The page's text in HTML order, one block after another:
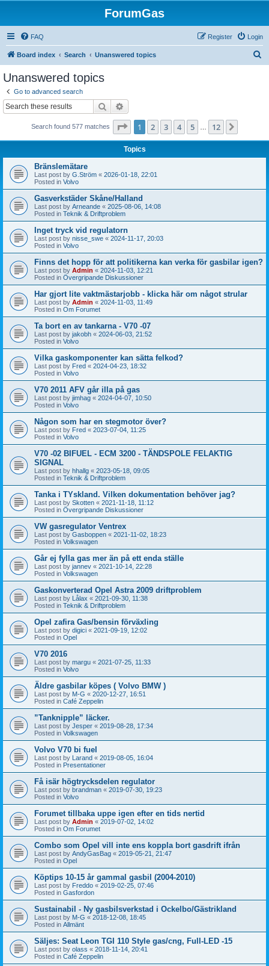
ForumGas
FAQ Login
Register
Board index Search Unanswered topics
Unanswered topics
Go to advanced search
Search
Search found 577 matches Page 1of 12
1 2 3 4 5 12
Topics
Bränslemätare
Last post by G.Ström « 2026-01-18, 22:01
Posted in Volvo
Gasverkstäder Skåne/Halland
Last post by Arneande « 2025-08-06, 14:08
Posted in Teknik & Driftproblem
Inget tryck vid regulatorn
Last post by nisse_swe « 2024-11-17, 20:03
Posted in Volvo
Finns det hopp för att politikerna kan verka för gasbilar igen?
Last post by Admin « 2024-11-03, 12:21
Posted in Övergripande Diskussioner
Har gjort lite vaktmästarjobb - klicka här om något strular
Last post by Admin « 2024-11-03, 11:49
Posted in Om Forumet
Ta bort en av tankarna - V70 -07
Last post by jakobh « 2024-06-03, 21:52
Posted in Volvo
Vilka gaskomponenter kan sätta felkod?
Last post by Fred « 2024-04-23, 18:32
Posted in Volvo
V70 2011 AFV går illa på gas
Last post by jimhag « 2024-04-07, 10:50
Posted in Volvo
Någon som har en stegmotor över?
Last post by Fred « 2023-07-04, 11:25
Posted in Volvo
V70 -02 BIFUEL - ECM 3200 - TÄNDSPOLE FELAKTIG
SIGNAL
Last post by hhallg « 2023-05-18, 09:05
Posted in Teknik & Driftproblem
Tanka i TYskland. Vilken dokumentation behöver jag?
Last post by Skotten « 2021-11-18, 11:12
Posted in Övergripande Diskussioner
VW gasregulator Ventrex
Last post by Gasboppen « 2021-11-02, 18:23
Posted in Volkswagen
Går ej fylla gas mer än på ett enda ställe
Last post by jannev « 2021-10-14, 22:28
Posted in Volkswagen
Gaskonverterad Opel Astra 2009 driftproblem
Last post by Lålax « 2021-09-30, 11:38
Posted in Teknik & Driftproblem
Opel zafira Gas/bensin förväxling
Last post by digici « 2021-09-19, 12:02
Posted in Opel
V70 2016
Last post by margu « 2021-07-25, 11:33
Posted in Volvo
Äldre gasbilar köpes ( Volvo BMW )
Last post by M-G « 2020-12-27, 16:51
Posted in Café Zeppelin
”Tanknipple” läcker.
Last post by Jesper « 2019-08-28, 17:34
Posted in Volkswagen
Volvo V70 bi fuel
Last post by Larand « 2019-08-05, 16:04
Posted in Presentationer
Få isär högtrycksdelen regulator
Last post by brandman « 2019-07-30, 19:23
Posted in Volvo
Forumet tillbaka uppe igen efter en tids nertid
Last post by Admin « 2019-07-02, 14:02
Posted in Om Forumet
Combo som Opel vill inte ens koppla bort gasdrift ifrån
Last post by AndyGasBag « 2019-05-21, 21:47
Posted in Opel
Köptips 10-15 år gammal gasbil (2004-2010)
Last post by Freddo « 2019-02-25, 07:46
Posted in Gasfordon
Sustainabil - Ny gasbilsverkstad i Ockelbo/Gästrikland
Last post by M-G « 2018-12-08, 18:45
Posted in Allmänt
Säljes: Seat Leon TGI 110 Style gas/cng, Full-LED -15
Last post by olass « 2018-11-14, 20:41
Posted in Café Zeppelin